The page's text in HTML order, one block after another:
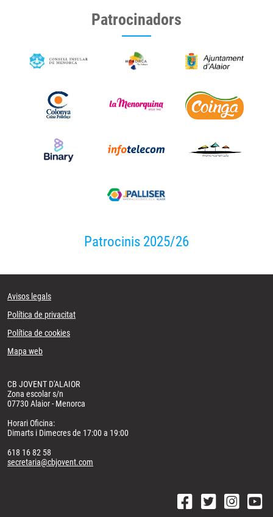
Patrocinadors
Patrocinis 2025/26
Avisos legals
Política de privacitat
Política de cookies
Mapa web
CB JOVENT D'ALAIOR
Zona escolar s/n
07730 Alaior - Menorca
Horari Oficina:
Dimarts i Dimecres de 17:00 a 19:00
618 16 82 58
secretaria@cbjovent.com